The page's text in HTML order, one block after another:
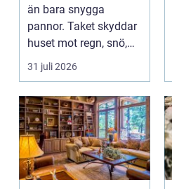
än bara snygga
pannor. Taket skyddar
huset mot regn, snö,
blåst och stark vå...
31 juli 2026